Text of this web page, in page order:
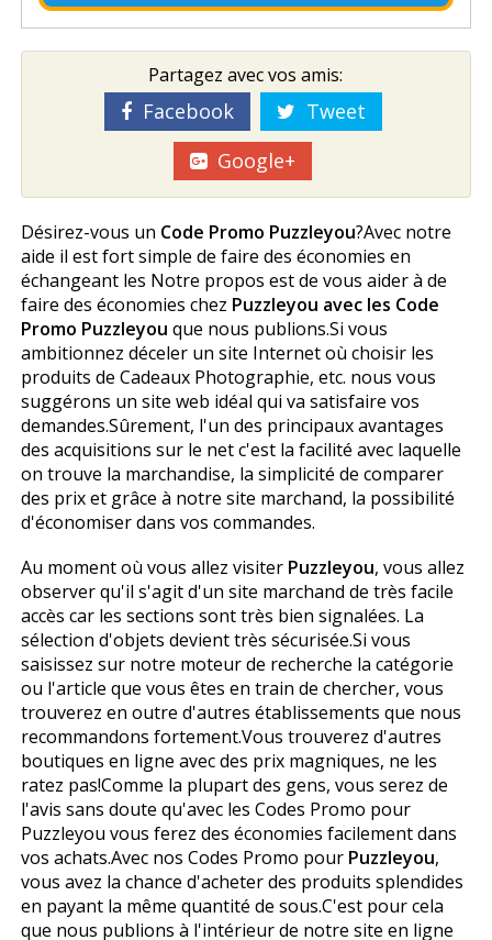
Partagez avec vos amis:
Facebook
Tweet
Google+
Désirez-vous un Code Promo Puzzleyou?Avec notre
aide il est fort simple de faire des économies en
échangeant les Notre propos est de vous aider à de
faire des économies chez Puzzleyou avec les Code
Promo Puzzleyou que nous publions.Si vous
ambitionnez déceler un site Internet où choisir les
produits de Cadeaux Photographie, etc. nous vous
suggérons un site web idéal qui va satisfaire vos
demandes.Sûrement, l'un des principaux avantages
des acquisitions sur le net c'est la facilité avec laquelle
on trouve la marchandise, la simplicité de comparer
des prix et grâce à notre site marchand, la possibilité
d'économiser dans vos commandes.
Au moment où vous allez visiter Puzzleyou, vous allez
observer qu'il s'agit d'un site marchand de très facile
accès car les sections sont très bien signalées. La
sélection d'objets devient très sécurisée.Si vous
saisissez sur notre moteur de recherche la catégorie
ou l'article que vous êtes en train de chercher, vous
trouverez en outre d'autres établissements que nous
recommandons fortement.Vous trouverez d'autres
boutiques en ligne avec des prix magnifiques, ne les
ratez pas!Comme la plupart des gens, vous serez de
l'avis sans doute qu'avec les Codes Promo pour
Puzzleyou vous ferez des économies facilement dans
vos achats.Avec nos Codes Promo pour Puzzleyou,
vous avez la chance d'acheter des produits splendides
en payant la même quantité de sous.C'est pour cela
que nous publions à l'intérieur de notre site en ligne